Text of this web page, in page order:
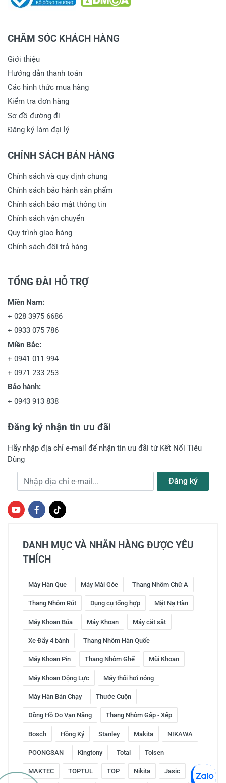
CHĂM SÓC KHÁCH HÀNG
Giới thiệu
Hướng dẫn thanh toán
Các hình thức mua hàng
Kiểm tra đơn hàng
Sơ đồ đường đi
Đăng ký làm đại lý
CHÍNH SÁCH BÁN HÀNG
Chính sách và quy định chung
Chính sách bảo hành sản phẩm
Chính sách bảo mật thông tin
Chính sách vận chuyển
Quy trình giao hàng
Chính sách đổi trả hàng
TỔNG ĐÀI HỖ TRỢ
Miền Nam:
+ 028 3975 6686
+ 0933 075 786
Miền Bắc:
+ 0941 011 994
+ 0971 233 253
Bảo hành:
+ 0943 913 838
Đăng ký nhận tin ưu đãi
Hãy nhập địa chỉ e-mail để nhận tin ưu đãi từ Kết Nối Tiêu
Dùng
Địa chỉ e-mail Đăng ký
DANH MỤC VÀ NHÃN HÀNG ĐƯỢC YÊU
THÍCH
Máy Hàn Que Máy Mài Góc Thang Nhôm Chữ A
Thang Nhôm Rút Dụng cụ tổng hợp Mặt Nạ Hàn
Máy Khoan Búa Máy Khoan Máy cắt sắt
Xe Đẩy 4 bánh Thang Nhôm Hàn Quốc
Máy Khoan Pin Thang Nhôm Ghế Mũi Khoan
Máy Khoan Động Lực Máy thổi hơi nóng
Máy Hàn Bán Chạy Thước Cuộn
Đồng Hồ Đo Vạn Năng Thang Nhôm Gấp - Xếp
Bosch Hồng Ký Stanley Makita NIKAWA
POONGSAN Kingtony Total Tolsen
MAKTEC TOPTUL TOP Nikita Jasic